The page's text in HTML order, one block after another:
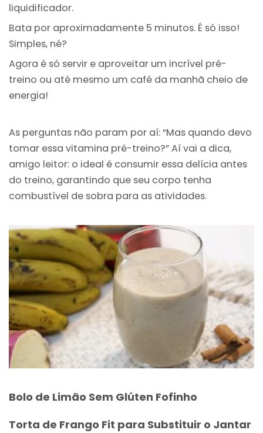
liquidificador.
Bata por aproximadamente 5 minutos. É só isso!
Simples, né?
Agora é só servir e aproveitar um incrível pré-
treino ou até mesmo um café da manhã cheio de
energia!
As perguntas não param por aí: “Mas quando devo
tomar essa vitamina pré-treino?” Aí vai a dica,
amigo leitor: o ideal é consumir essa delícia antes
do treino, garantindo que seu corpo tenha
combustível de sobra para as atividades.
Bolo de Limão Sem Glúten Fofinho
Torta de Frango Fit para Substituir o Jantar